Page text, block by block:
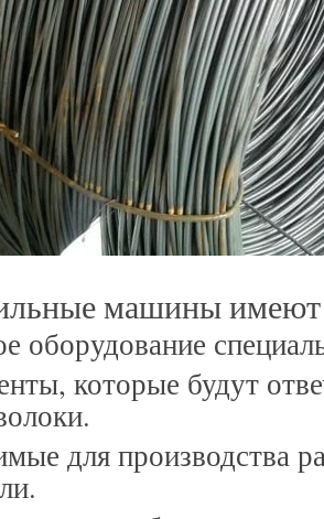
машины имеют
оборудование
которые будут
для производства